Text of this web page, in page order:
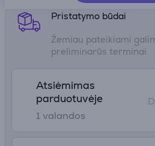
Pristatymo būdai
Žemiau pateikiami
preliminarūs terminai
Atsiėmimas
parduotuvėje
1 valandos